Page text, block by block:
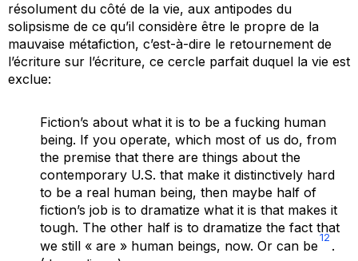
résolument du côté de la vie, aux antipodes du
solipsisme de ce qu’il considère être le propre de la
mauvaise métafiction, c’est-à-dire le retournement de
l’écriture sur l’écriture, ce cercle parfait duquel la vie est
exclue:
Fiction’s about what it is to be a fucking human
being. If you operate, which most of us do, from
the premise that there are things about the
contemporary U.S. that make it distinctively hard
to be a real human being, then maybe half of
fiction’s job is to dramatize what it is that makes it
tough. The other half is to dramatize the fact that
we still « are » human beings, now. Or can be
12
.